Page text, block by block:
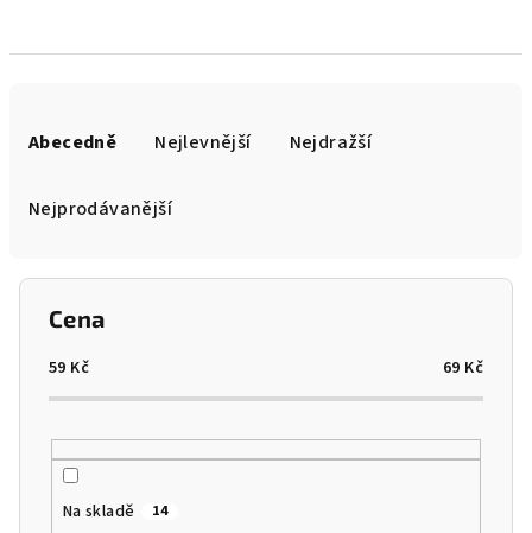
Abecedně Nejlevnější Nejdražší
Nejprodávanější
Cena
59 Kč 69 Kč
Na skladě 14